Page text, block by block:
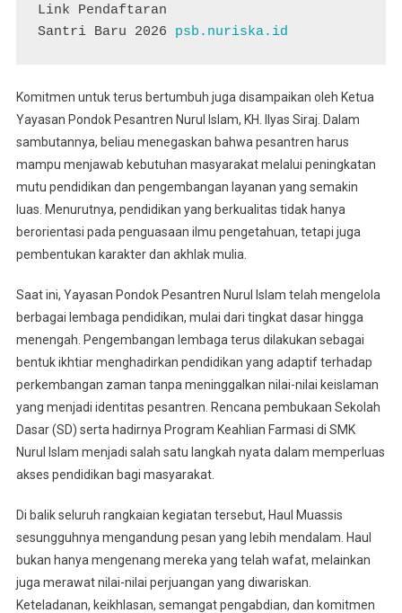
Link Pendaftaran
Santri Baru 2026 psb.nuriska.id
Komitmen untuk terus bertumbuh juga disampaikan oleh Ketua
Yayasan Pondok Pesantren Nurul Islam, KH. Ilyas Siraj. Dalam
sambutannya, beliau menegaskan bahwa pesantren harus
mampu menjawab kebutuhan masyarakat melalui peningkatan
mutu pendidikan dan pengembangan layanan yang semakin
luas. Menurutnya, pendidikan yang berkualitas tidak hanya
berorientasi pada penguasaan ilmu pengetahuan, tetapi juga
pembentukan karakter dan akhlak mulia.
Saat ini, Yayasan Pondok Pesantren Nurul Islam telah mengelola
berbagai lembaga pendidikan, mulai dari tingkat dasar hingga
menengah. Pengembangan lembaga terus dilakukan sebagai
bentuk ikhtiar menghadirkan pendidikan yang adaptif terhadap
perkembangan zaman tanpa meninggalkan nilai-nilai keislaman
yang menjadi identitas pesantren. Rencana pembukaan Sekolah
Dasar (SD) serta hadirnya Program Keahlian Farmasi di SMK
Nurul Islam menjadi salah satu langkah nyata dalam memperluas
akses pendidikan bagi masyarakat.
Di balik seluruh rangkaian kegiatan tersebut, Haul Muassis
sesungguhnya mengandung pesan yang lebih mendalam. Haul
bukan hanya mengenang mereka yang telah wafat, melainkan
juga merawat nilai-nilai perjuangan yang diwariskan.
Keteladanan, keikhlasan, semangat pengabdian, dan komitmen